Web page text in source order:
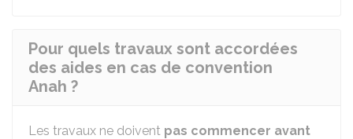
Pour quels travaux sont accordées
des aides en cas de convention
Anah ?
Les travaux ne doivent pas commencer avant